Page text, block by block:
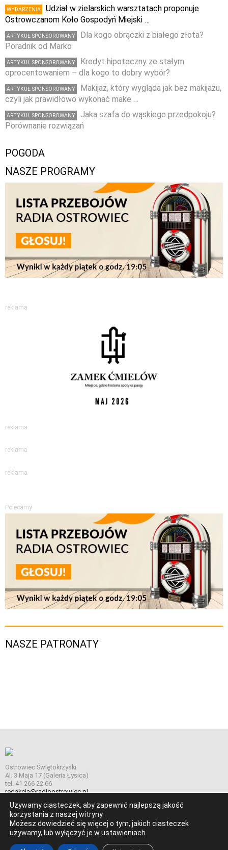
WYDARZENIA
Udział w zielarskich warsztatach proponuje
Ostrowczanom Koło Gospodyń Miejski …
ARTYKUŁ SPONSOROWANY
Dla kogo obrączki z białego złota?
Poradnik od Marko
ARTYKUŁ SPONSOROWANY
Kredyt hipoteczny ze stałym
oprocentowaniem – dla kogo to dobry wybór?
ARTYKUŁ SPONSOROWANY
Makijaż, który wygląda jak bez makijażu,
czyli jak prawidłowo wykonać make …
ARTYKUŁ SPONSOROWANY
Jaka szafa do wąskiego przedpokoju?
Porównanie rozwiązań
POGODA
NASZE PROGRAMY
reklama
reklama
reklama
reklama
Polecamy
NASZE PATRONATY
Ostrowiec Świętokrzyski
Al. 3 Maja 17 (Galeria Łysica)
tel. 41 266 22 66
redakcja@radioostrowiec.pl
© Wszelkie prawa zastrzeżone. Radio Ostrowiec 2026 Radio
Ostrowiec.
Stworzone z
Używamy ciasteczek, aby zapewnić najlepszą jakość
korzystania z naszej witryny.
Możesz dowiedzieć się więcej o tym, jakich ciasteczek
używamy, lub wyłączyć je w ustawieniach